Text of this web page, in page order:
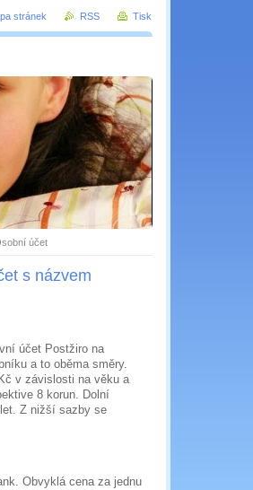
průvodce spořením
účet
s názvem
účet Postžiro na
a to oběma směry.
v závislosti na věku a
8 korun. Dolní
Z nižší sazby se
Obvyklá cena za jednu
stránek RSS Tisk